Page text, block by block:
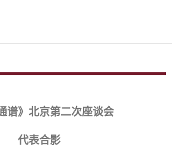
谱》北京第二次座谈会
代表合影